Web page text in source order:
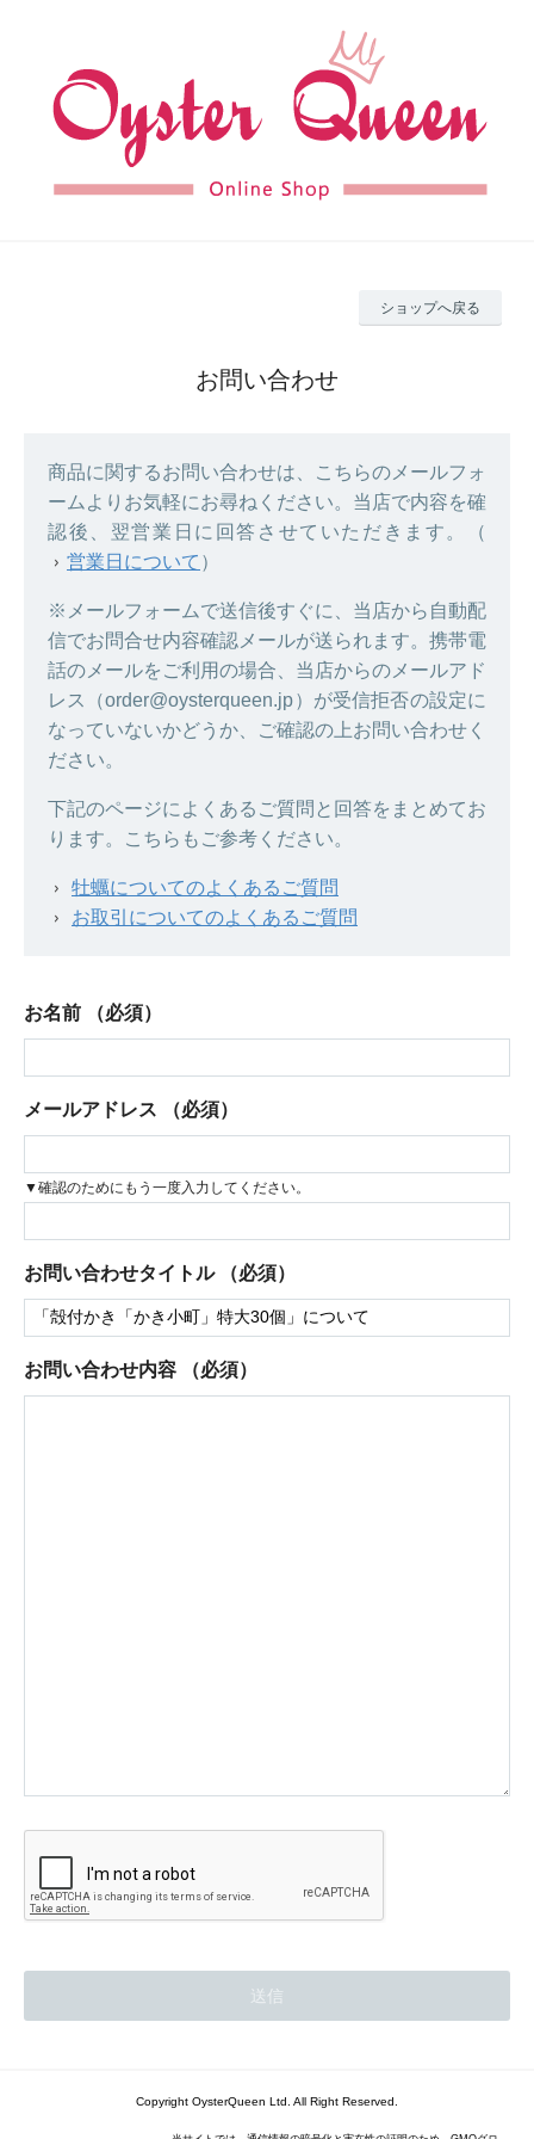
ショップへ戻る
お問い合わせ
商品に関するお問い合わせは、こちらのメールフォ
ームよりお気軽にお尋ねください。当店で内容を確
認後、翌営業日に回答させていただきます。（
営業日について ）
※メールフォームで送信後すぐに、当店から自動配
信でお問合せ内容確認メールが送られます。携帯電
話のメールをご利用の場合、当店からのメールアド
レス（order@oysterqueen.jp）が受信拒否の設定に
なっていないかどうか、ご確認の上お問い合わせく
ださい。
下記のページによくあるご質問と回答をまとめてお
ります。こちらもご参考ください。
牡蠣についてのよくあるご質問
お取引についてのよくあるご質問
お名前 （必須）
メールアドレス （必須）
▼確認のためにもう一度入力してください。
お問い合わせタイトル （必須）
お問い合わせ内容 （必須）
Copyright OysterQueen Ltd. All Right Reserved.